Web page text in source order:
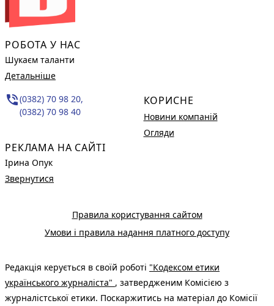
РОБОТА У НАС
Шукаєм таланти
Детальніше
phone_in_talk(0382) 70 98 20,
(0382) 70 98 40
РЕКЛАМА НА САЙТІ
Ірина Опук
Звернутися
КОРИСНЕ
Новини компаній
Огляди
Правила користування сайтом
Умови і правила надання платного доступу
Редакція керується в своїй роботі "Кодексом етики
українського журналіста" , затвердженим Комісією з
журналістської етики. Поскаржитись на матеріал до Комісії